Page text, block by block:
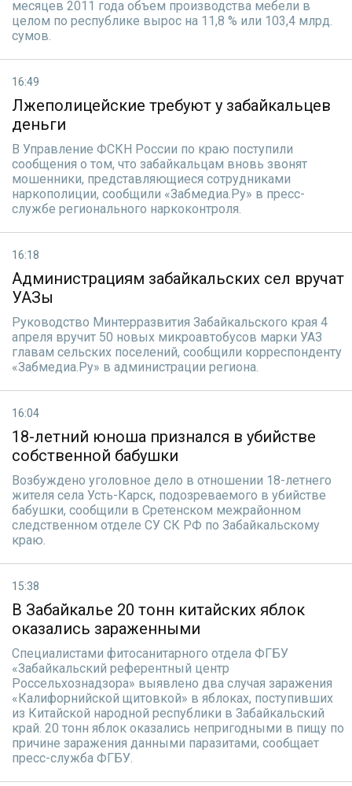
месяцев 2011 года объем производства мебели в
целом по республике вырос на 11,8 % или 103,4 млрд.
сумов.
16:49
Лжеполицейские требуют у забайкальцев
деньги
В Управление ФСКН России по краю поступили
сообщения о том, что забайкальцам вновь звонят
мошенники, представляющиеся сотрудниками
наркополиции, сообщили «Забмедиа.Ру» в пресс-
службе регионального наркоконтроля.
16:18
Администрациям забайкальских сел вручат
УАЗы
Руководство Минтерразвития Забайкальского края 4
апреля вручит 50 новых микроавтобусов марки УАЗ
главам сельских поселений, сообщили корреспонденту
«Забмедиа.Ру» в администрации региона.
16:04
18-летний юноша признался в убийстве
собственной бабушки
Возбуждено уголовное дело в отношении 18-летнего
жителя села Усть-Карск, подозреваемого в убийстве
бабушки, сообщили в Сретенском межрайонном
следственном отделе СУ СК РФ по Забайкальскому
краю.
15:38
В Забайкалье 20 тонн китайских яблок
оказались зараженными
Специалистами фитосанитарного отдела ФГБУ
«Забайкальский референтный центр
Россельхознадзора» выявлено два случая заражения
«Калифорнийской щитовкой» в яблоках, поступивших
из Китайской народной республики в Забайкальский
край. 20 тонн яблок оказались непригодными в пищу по
причине заражения данными паразитами, сообщает
пресс-служба ФГБУ.